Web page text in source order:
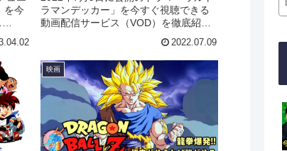
を今
情報
レ
ラマンデッカー」を今すぐ視聴できる
動画配信サービス（VOD）を徹底紹
ッフ、主題歌の情報はもちろん、実際
に見た人の感想やレビューもまとめて
います。
2022.07.09
映画